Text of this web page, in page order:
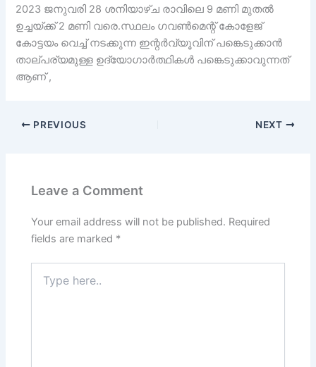
2023 ജനുവരി 28 ശനിയാഴ്ച രാവിലെ 9 മണി മുതൽ
ഉച്ചയ്ക്ക് 2 മണി വരെ.സ്ഥലം ഗവൺമെന്റ് കോളേജ്
കോട്ടയം വെച്ച് നടക്കുന്ന ഇന്റർവ്യൂവിന് പങ്കെടുക്കാൻ
താല്പര്യമുള്ള ഉദ്യോഗാർത്ഥികൾ പങ്കെടുക്കാവുന്നത്
ആണ് ,
PREVIOUS NEXT
Leave a Comment
Your email address will not be published. Required
fields are marked *
here..